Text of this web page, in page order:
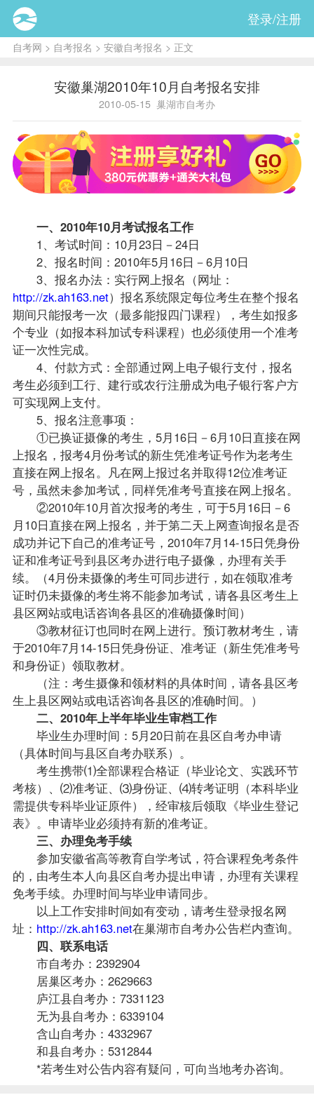
登录/注册
自考网 > 自考报名 > 安徽自考报名 > 正文
安徽巢湖2010年10月自考报名安排
2010-05-15 巢湖市自考办
一、2010年10月考试报名工作
1、考试时间：10月23日－24日
2、报名时间：2010年5月16日－6月10日
3、报名办法：实行网上报名（网址：
http://zk.ah163.net）报名系统限定每位考生在整个报名
期间只能报考一次（最多能报四门课程），考生如报多
个专业（如报本科加试专科课程）也必须使用一个准考
证一次性完成。
4、付款方式：全部通过网上电子银行支付，报名
考生必须到工行、建行或农行注册成为电子银行客户方
可实现网上支付。
5、报名注意事项：
①已换证摄像的考生，5月16日－6月10日直接在网
上报名，报考4月份考试的新生凭准考证号作为老考生
直接在网上报名。凡在网上报过名并取得12位准考证
号，虽然未参加考试，同样凭准考号直接在网上报名。
②2010年10月首次报考的考生，可于5月16日－6
月10日直接在网上报名，并于第二天上网查询报名是否
成功并记下自己的准考证号，2010年7月14-15日凭身份
证和准考证号到县区考办进行电子摄像，办理有关手
续。（4月份未摄像的考生可同步进行，如在领取准考
证时仍未摄像的考生将不能参加考试，请各县区考生上
县区网站或电话咨询各县区的准确摄像时间）
③教材征订也同时在网上进行。预订教材考生，请
于2010年7月14-15日凭身份证、准考证（新生凭准考号
和身份证）领取教材。
（注：考生摄像和领材料的具体时间，请各县区考
生上县区网站或电话咨询各县区的准确时间。）
二、2010年上半年毕业生审档工作
毕业生办理时间：5月20日前在县区自考办申请
（具体时间与县区自考办联系）。
考生携带⑴全部课程合格证（毕业论文、实践环节
考核）、⑵准考证、⑶身份证、⑷转考证明（本科毕业
需提供专科毕业证原件），经审核后领取《毕业生登记
表》。申请毕业必须持有新的准考证。
三、办理免考手续
参加安徽省高等教育自学考试，符合课程免考条件
的，由考生本人向县区自考办提出申请，办理有关课程
免考手续。办理时间与毕业申请同步。
以上工作安排时间如有变动，请考生登录报名网
址： http://zk.ah163.net在巢湖市自考办公告栏内查询。
四、联系电话
市自考办：2392904
居巢区考办：2629663
庐江县自考办：7331123
无为县自考办：6339104
含山自考办：4332967
和县自考办：5312844
*若考生对公告内容有疑问，可向当地考办咨询。